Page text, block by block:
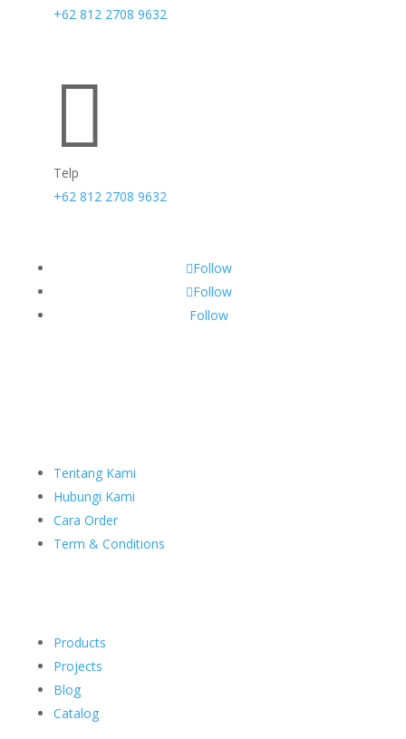
+62 812 2708 9632

Telp
+62 812 2708 9632
Follow
Follow
Follow
Tentang Kami
Hubungi Kami
Cara Order
Term & Conditions
Products
Projects
Blog
Catalog